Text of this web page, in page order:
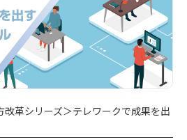
改革シリーズ＞テレワークで成果を出